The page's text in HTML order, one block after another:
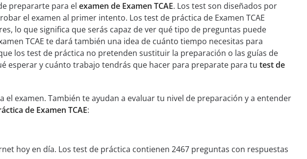
prepararte para el examen de Examen TCAE. Los test son diseñados por
el examen al primer intento. Los test de práctica de Examen TCAE
lo que significa que serás capaz de ver qué tipo de preguntas puede
TCAE te dará también una idea de cuánto tiempo necesitas para
los test de práctica no pretenden sustituir la preparación o las guías de
esperar y cuánto trabajo tendrás que hacer para preparate para tu test de
examen. También te ayudan a evaluar tu nivel de preparación y a entender
de Examen TCAE:
hoy en día. Los test de práctica contienen 2467 preguntas con respuestas